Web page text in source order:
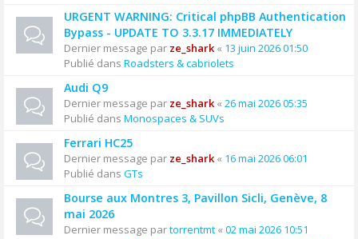
URGENT WARNING: Critical phpBB Authentication
Bypass - UPDATE TO 3.3.17 IMMEDIATELY
Dernier message par ze_shark« 13 juin 2026 01:50
Publié dans Roadsters & cabriolets
Audi Q9
Dernier message par ze_shark« 26 mai 2026 05:35
Publié dans Monospaces & SUVs
Ferrari HC25
Dernier message par ze_shark« 16 mai 2026 06:01
Publié dans GTs
Bourse aux Montres 3, Pavillon Sicli, Genève, 8
mai 2026
Dernier message partorrentmt « 02 mai 2026 10:51